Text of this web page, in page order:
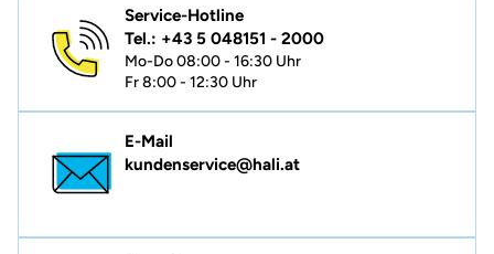
Service-Hotline
Tel.: +43 5 048151 - 2000
Mo-Do 08:00 - 16:30 Uhr
Fr 8:00 - 12:30 Uhr
E-Mail
kundenservice@hali.at